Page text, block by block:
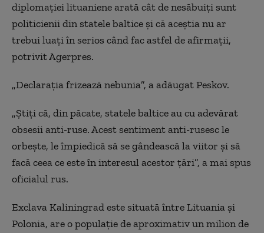
diplomaţiei lituaniene arată cât de nesăbuiţi sunt
politicienii din statele baltice şi că aceştia nu ar
trebui luaţi în serios când fac astfel de afirmaţii,
potrivit Agerpres.
„Declaraţia frizează nebunia”, a adăugat Peskov.
„Ştiţi că, din păcate, statele baltice au cu adevărat
obsesii anti-ruse. Acest sentiment anti-rusesc le
orbeşte, le împiedică să se gândească la viitor şi să
facă ceea ce este în interesul acestor ţări”, a mai spus
oficialul rus.
Exclava Kaliningrad este situată între Lituania şi
Polonia, are o populaţie de aproximativ un milion de